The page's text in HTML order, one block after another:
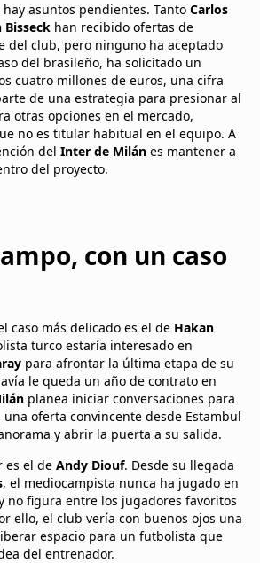
asuntos pendientes. Tanto Carlos
Bisseck han recibido ofertas de
del club, pero ninguno ha aceptado
del brasileño, ha solicitado un
cuatro millones de euros, una cifra
de una estrategia para presionar al
otras opciones en el mercado,
no es titular habitual en el equipo. A
del Inter de Milán es mantener a
del proyecto.
con un caso
caso más delicado es el de Hakan
turco estaría interesado en
para afrontar la última etapa de su
le queda un año de contrato en
planea iniciar conversaciones para
oferta convincente desde Estambul
y abrir la puerta a su salida.
es el de Andy Diouf. Desde su llegada
, el mediocampista nunca ha jugado en
no figura entre los jugadores favoritos
ello, el club vería con buenos ojos una
espacio para un futbolista que
del entrenador.